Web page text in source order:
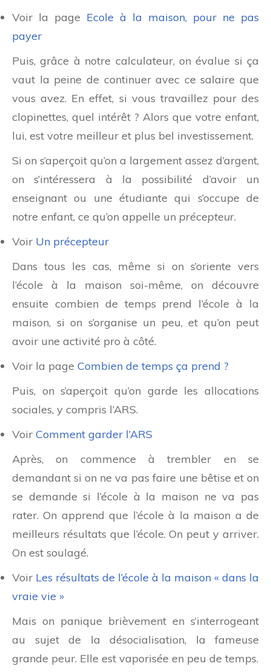
Voir la page Ecole à la maison, pour ne pas
payer
Puis, grâce à notre calculateur, on évalue si ça
vaut la peine de continuer avec ce salaire que
vous avez. En effet, si vous travaillez pour des
clopinettes, quel intérêt ? Alors que votre enfant,
lui, est votre meilleur et plus bel investissement.
Si on s’aperçoit qu’on a largement assez d’argent,
on s’intéressera à la possibilité d’avoir un
enseignant ou une étudiante qui s’occupe de
notre enfant, ce qu’on appelle un précepteur.
Voir Un précepteur
Dans tous les cas, même si on s’oriente vers
l’école à la maison soi-même, on découvre
ensuite combien de temps prend l’école à la
maison, si on s’organise un peu, et qu’on peut
avoir une activité pro à côté.
Voir la page Combien de temps ça prend ?
Puis, on s’aperçoit qu’on garde les allocations
sociales, y compris l’ARS.
Voir Comment garder l’ARS
Après, on commence à trembler en se
demandant si on ne va pas faire une bêtise et on
se demande si l’école à la maison ne va pas
rater. On apprend que l’école à la maison a de
meilleurs résultats que l’école. On peut y arriver.
On est soulagé.
Voir Les résultats de l’école à la maison « dans la
vraie vie »
Mais on panique brièvement en s’interrogeant
au sujet de la désocialisation, la fameuse
grande peur. Elle est vaporisée en peu de temps.